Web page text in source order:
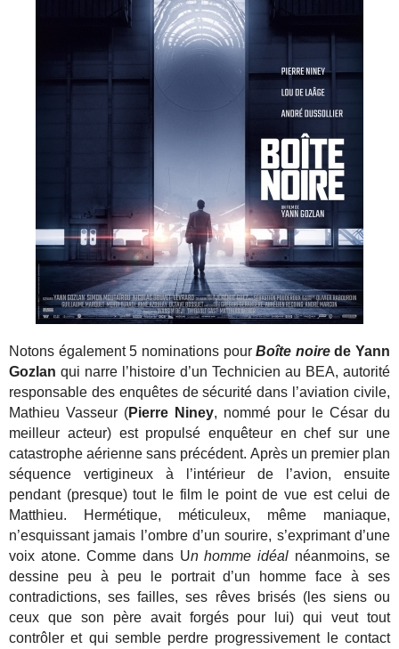
Notons également 5 nominations pourBoîte noire de Yann
Gozlanqui narre l’histoire d’un Technicien au BEA, autorité
responsable des enquêtes de sécurité dans l’aviation civile,
Mathieu Vasseur (Pierre Niney, nommé pour le César du
meilleur acteur) est propulsé enquêteur en chef sur une
catastrophe aérienne sans précédent. Après un premier plan
séquence vertigineux à l’intérieur de l’avion, ensuite
pendant (presque) tout le film le point de vue est celui de
Matthieu. Hermétique, méticuleux, même maniaque,
n’esquissant jamais l’ombre d’un sourire, s’exprimant d’une
voix atone. Comme dans Un homme idéal néanmoins, se
dessine peu à peu le portrait d’un homme face à ses
contradictions, ses failles, ses rêves brisés (les siens ou
ceux que son père avait forgés pour lui) qui veut tout
contrôler et qui semble perdre progressivement le contact